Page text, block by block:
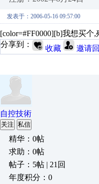
发表于：2006-05-16 09:57:00
[color=#FF0000][b]我想买
分享到：
收藏 邀请
自控技術
关注 私信
精华：0帖
求助：0帖
帖子：5帖 | 21回
年度积分：0